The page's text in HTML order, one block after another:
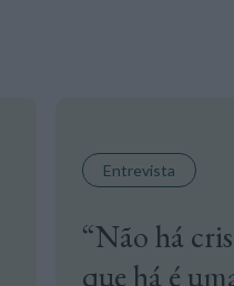
Entrevista
“Não há
que há é